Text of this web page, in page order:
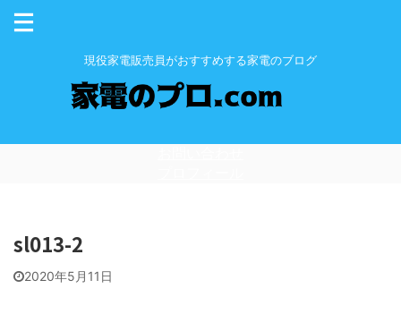
現役家電販売員がおすすめする家電のブログ
sl013-2
2020年5月11日